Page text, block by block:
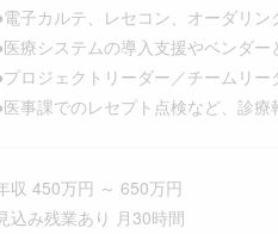
電子カルテ、レセコン、オーダリ
医療システムの導入支援やベンダー
プロジェクトリーダー／チームリー
医事課でのレセプト点検など、診療
収 450万円 ～ 650万円
込み残業あり 月30時間